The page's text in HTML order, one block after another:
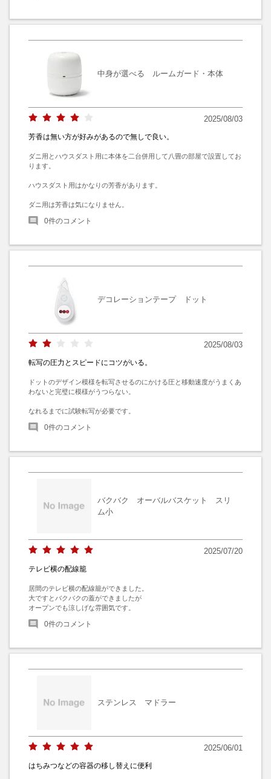
中身が選べる ルームガード・本体
2025/08/03
芳香は無い方が好みがあるので無しで良い。
ダニ用とハウスダスト用に本体を二台併用して八畳の部屋で設置してお
ります。
ハウスダスト用はかなりの芳香があります。
ダニ用は芳香は気になりません。
0件のコメント
デコレーションテープ ドット
2025/08/03
転写の圧力とスピードにコツがいる。
ドットのデザイン模様を転写させるのにかける圧と移動速度がうまくあ
わないと完璧に模様がうつらない。
なれるまでに試験転写が必要です。
0件のコメント
バクバク オーバルバスケット スリ
ム小
2025/07/20
テレビ横の配線籠
居間のテレビ横の配線籠ができました。
大ですとバクバクの蓋ができましたが
オープンでも涼しげな雰囲気です。
0件のコメント
ステンレス マドラー
2025/06/01
はちみつなどの容器の移し替えに便利